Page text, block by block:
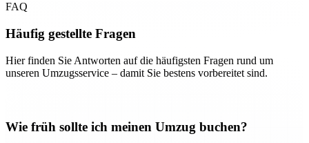
FAQ
Häufig gestellte Fragen
Hier finden Sie Antworten auf die häufigsten Fragen rund um
unseren Umzugsservice – damit Sie bestens vorbereitet sind.
Wie früh sollte ich meinen Umzug buchen?